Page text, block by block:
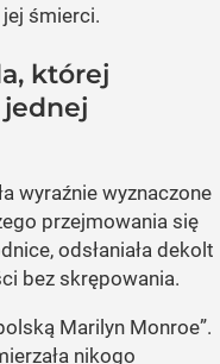
śmierci.
której
jednej
wyraźnie wyznaczone
przejmowania się
odsłaniała dekolt
bez skrępowania.
Marilyn Monroe”.
nikogo